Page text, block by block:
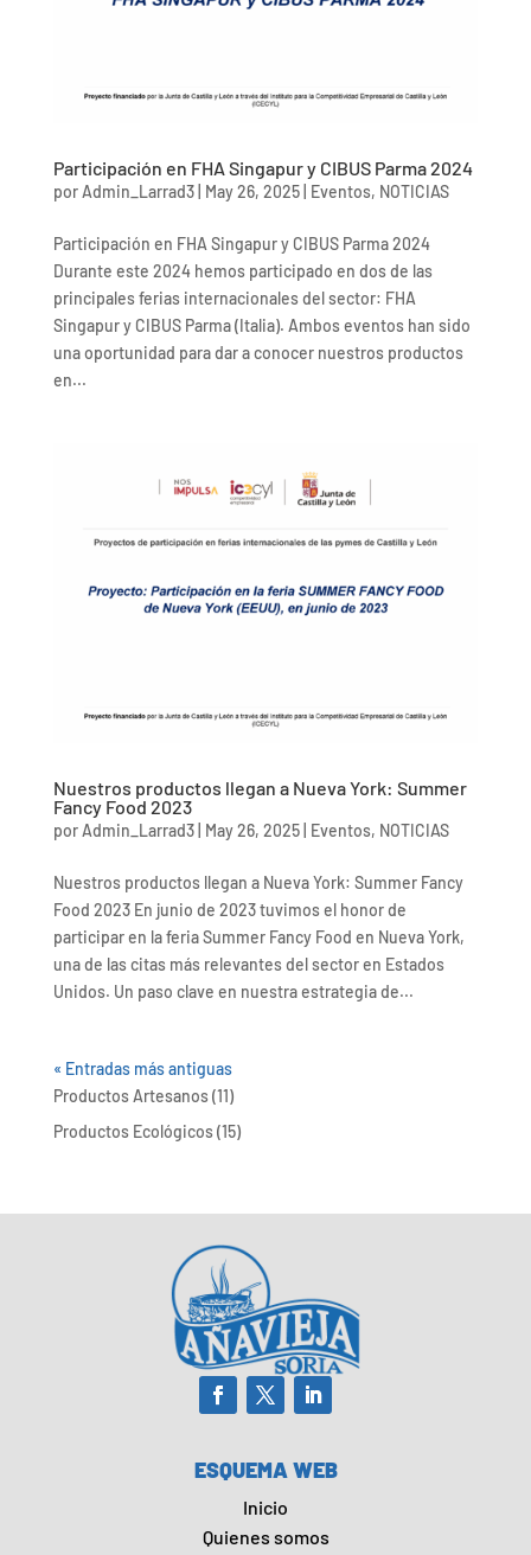
Participación en FHA Singapur y CIBUS Parma 2024
porAdmin_Larrad3| May 26, 2025| Eventos, NOTICIAS
Participación en FHA Singapur y CIBUS Parma 2024
Durante este 2024 hemos participado en dos de las
principales ferias internacionales del sector: FHA
Singapur y CIBUS Parma (Italia). Ambos eventos han sido
una oportunidad para dar a conocer nuestros productos
en...
Nuestros productos llegan a Nueva York: Summer
Fancy Food 2023
porAdmin_Larrad3| May 26, 2025| Eventos, NOTICIAS
Nuestros productos llegan a Nueva York: Summer Fancy
Food 2023 En junio de 2023 tuvimos el honor de
participar en la feria Summer Fancy Food en Nueva York,
una de las citas más relevantes del sector en Estados
Unidos. Un paso clave en nuestra estrategia de...
« Entradas más antiguas
Productos Artesanos 1111
productos
Productos Ecológicos 1515
ESQUEMA WEB
Inicio
Quienes somos